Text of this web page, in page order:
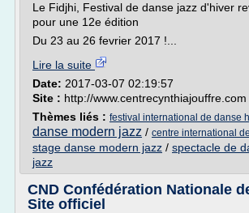
Le Fidjhi, Festival de danse jazz d'hiver
pour une 12e édition
Du 23 au 26 fevrier 2017 !...
Lire la suite
Date: 2017-03-07 02:19:57
Site : http://www.centrecynthiajouffre.com
Thèmes liés : festival international de danse
danse modern jazz / centre international
stage danse modern jazz / spectacle de
jazz
CND Confédération Nationale
Site officiel